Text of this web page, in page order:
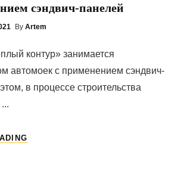
сэндвич-панелей
By Artem
контур» занимается
автомоек с применением сэндвич-
в процессе строительства